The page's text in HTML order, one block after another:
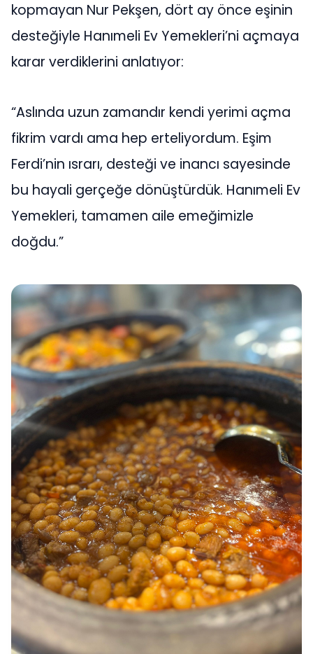
kopmayan Nur Pekşen, dört ay önce eşinin
desteğiyle Hanımeli Ev Yemekleri’ni açmaya
karar verdiklerini anlatıyor:
“Aslında uzun zamandır kendi yerimi açma
fikrim vardı ama hep erteliyordum. Eşim
Ferdi’nin ısrarı, desteği ve inancı sayesinde
bu hayali gerçeğe dönüştürdük. Hanımeli Ev
Yemekleri, tamamen aile emeğimizle
doğdu.”